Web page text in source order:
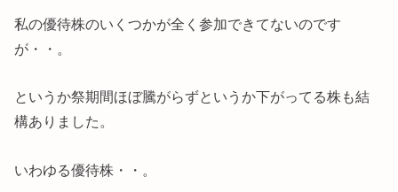
私の優待株のいくつかが全く参加できてないのです
が・・。
というか祭期間ほぼ騰がらずというか下がってる株も結
構ありました。
いわゆる優待株・・。